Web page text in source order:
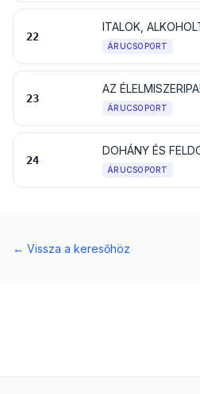
22
ÁRUCSOPORT
23
ÁRUCSOPORT
24
ÁRUCSOPORT
← Vissza a keresőhöz